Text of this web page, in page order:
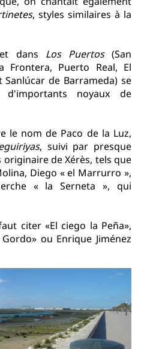
, styles similaires à la
dans Los Puertos(San
Frontera, Puerto Real, El
de Barrameda) se
d'importants noyaux de
le nom de Paco de la Luz,
, suivi par presque
de Xérès, tels que
Diego « el Marrurro »,
« la Serneta », qui
citer «El ciego la Peña»,
ou Enrique Jiménez